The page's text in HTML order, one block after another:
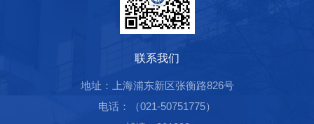
联系我们
地址：上海浦东新区张衡路826号
电话：（021-50751775）